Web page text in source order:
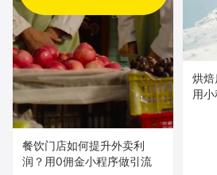
餐饮门店如何提升外卖利
润？用0佣金小程序做引流
烘
用